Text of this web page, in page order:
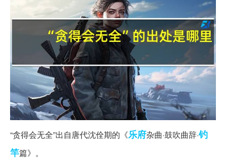
“贪得会无全”出自唐代沈佺期的《乐府杂曲·鼓吹曲辞·钓
竿篇》。